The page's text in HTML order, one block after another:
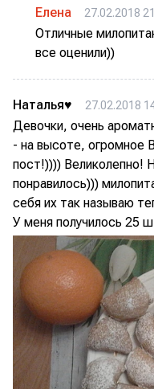
Елена 27.02.2018
Отличные
все оценили))
Наталья♥ 27.02.2018
Девочки, очень
- на высоте, огромное
пост!)))) Великолепно!
понравилось)))
себя их так называю
У меня получилось 25